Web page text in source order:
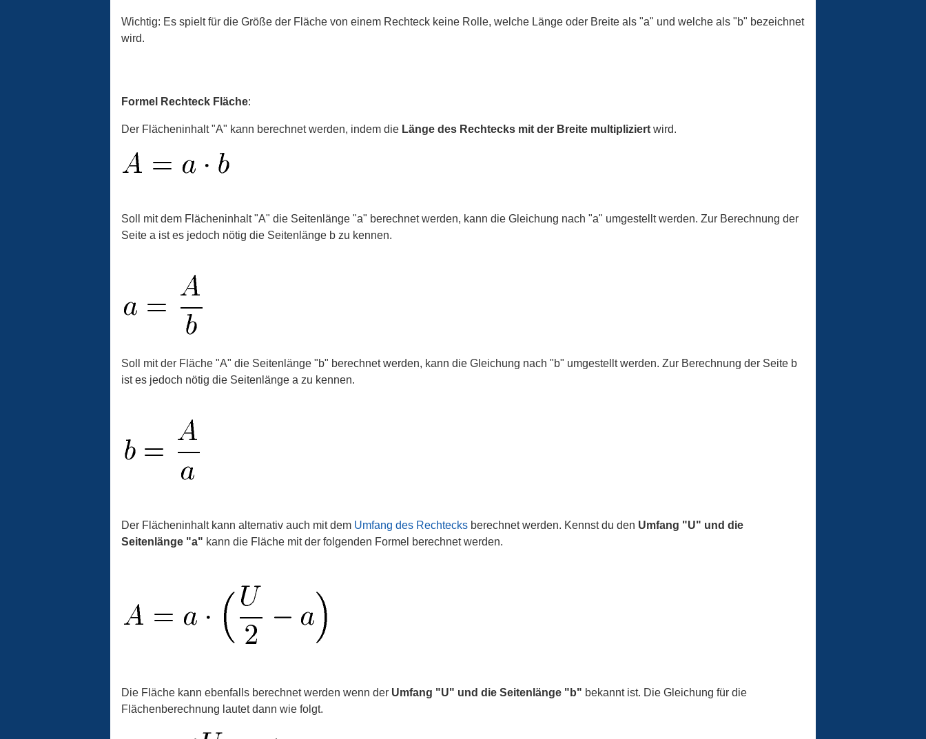
Wichtig: Es spielt für die Größe der Fläche von einem Rechteck keine Rolle, welche Länge oder Breite als "a" und welche als "b" bezeichnet
wird.
Formel Rechteck Fläche:
Der Flächeninhalt "A" kann berechnet werden, indem die Länge des Rechtecks mit der Breite multipliziert wird.
Soll mit dem Flächeninhalt "A" die Seitenlänge "a" berechnet werden, kann die Gleichung nach "a" umgestellt werden. Zur Berechnung der
Seite a ist es jedoch nötig die Seitenlänge b zu kennen.
Soll mit der Fläche "A" die Seitenlänge "b" berechnet werden, kann die Gleichung nach "b" umgestellt werden. Zur Berechnung der Seite b
ist es jedoch nötig die Seitenlänge a zu kennen.
Der Flächeninhalt kann alternativ auch mit dem Umfang des Rechtecks berechnet werden. Kennst du den Umfang "U" und die
Seitenlänge "a" kann die Fläche mit der folgenden Formel berechnet werden.
Die Fläche kann ebenfalls berechnet werden wenn der Umfang "U" und die Seitenlänge "b" bekannt ist. Die Gleichung für die
Flächenberechnung lautet dann wie folgt.